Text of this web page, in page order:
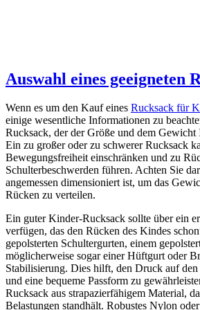
Auswahl eines geeigneten
Wenn es um den Kauf eines Rucksack für
einige wesentliche Informationen zu
Rucksack, der der Größe und dem Gewicht
Ein zu großer oder zu schwerer Rucksack
Bewegungsfreiheit einschränken und zu
Schulterbeschwerden führen. Achten Sie
angemessen dimensioniert ist, um das
Rücken zu verteilen.
Ein guter Kinder-Rucksack sollte über ein
verfügen, das den Rücken des Kindes
gepolsterten Schultergurten, einem
möglicherweise sogar einer Hüftgurt oder
Stabilisierung. Dies hilft, den Druck auf
und eine bequeme Passform zu
Rucksack aus strapazierfähigem Material,
Belastungen standhält. Robustes Nylon